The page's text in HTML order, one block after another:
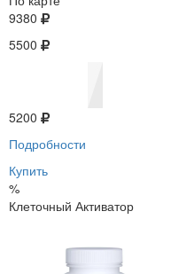
9380
5500
5200
Подробности
Купить
%
Клеточный Активатор